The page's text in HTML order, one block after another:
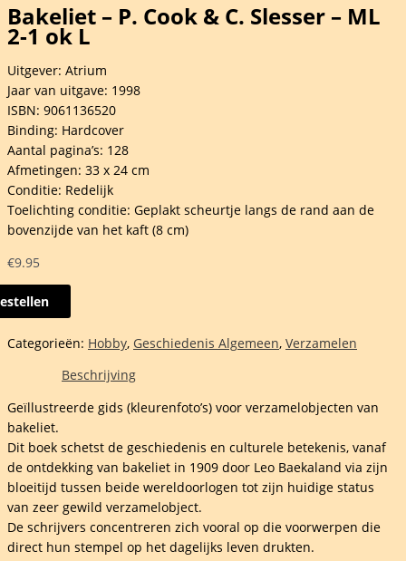
Bakeliet – P. Cook & C. Slesser – ML
2-1 ok L
Uitgever: Atrium
Jaar van uitgave: 1998
ISBN: 9061136520
Binding: Hardcover
Aantal pagina’s: 128
Afmetingen: 33 x 24 cm
Conditie: Redelijk
Toelichting conditie: Geplakt scheurtje langs de rand aan de
bovenzijde van het kaft (8 cm)
€9.95
Categorieën: Hobby, Geschiedenis Algemeen, Verzamelen
Beschrijving
Geïllustreerde gids (kleurenfoto’s) voor verzamelobjecten van
bakeliet.
Dit boek schetst de geschiedenis en culturele betekenis, vanaf
de ontdekking van bakeliet in 1909 door Leo Baekaland via zijn
bloeitijd tussen beide wereldoorlogen tot zijn huidige status
van zeer gewild verzamelobject.
De schrijvers concentreren zich vooral op die voorwerpen die
direct hun stempel op het dagelijks leven drukten.